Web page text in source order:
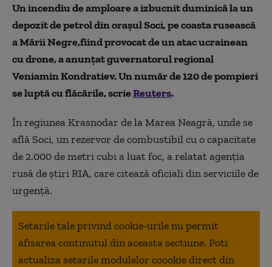
Un incendiu de amploare a izbucnit duminică la un
depozit de petrol din oraşul Soci, pe coasta rusească
a Mării Negre,fiind provocat de un atac ucrainean
cu drone, a anunţat guvernatorul regional
Veniamin Kondratiev. Un număr de 120 de pompieri
se luptă cu flăcările, scrieReuters.
În regiunea Krasnodar de la Marea Neagră, unde se
află Soci, un rezervor de combustibil cu o capacitate
de 2.000 de metri cubi a luat foc, a relatat agenţia
rusă de ştiri RIA, care citează oficiali din serviciile de
urgenţă.
Setarile tale privind cookie-urile nu permit
afisarea continutul din aceasta sectiune. Poti
actualiza setarile modulelor coookie direct din